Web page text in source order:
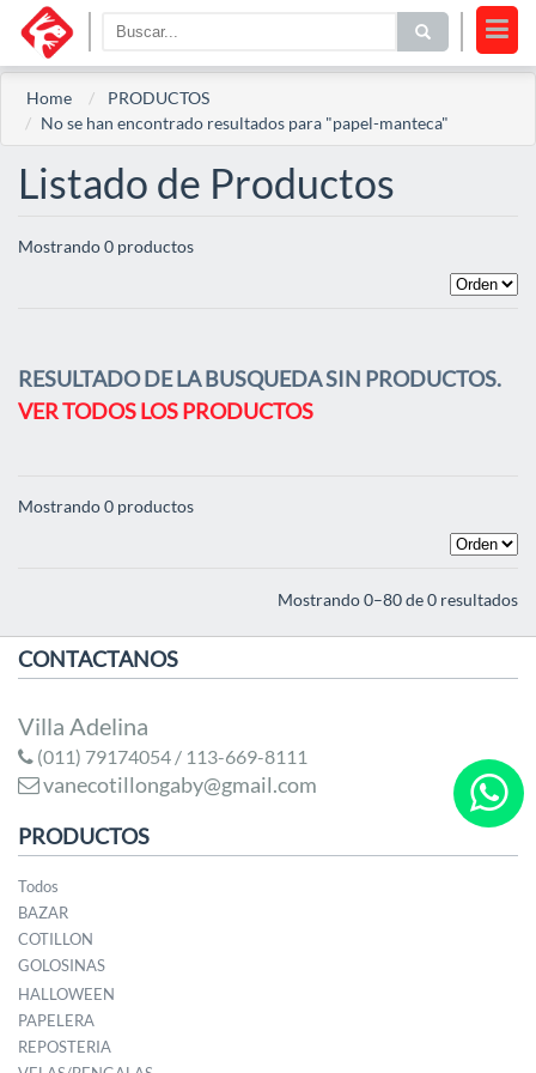
Home
PRODUCTOS
No se han encontrado resultados para "papel-manteca"
Listado de Productos
Mostrando 0 productos
RESULTADO DE LA BUSQUEDA SIN PRODUCTOS.
VER TODOS LOS PRODUCTOS
Mostrando 0 productos
Mostrando 0–80 de 0 resultados
CONTACTANOS
Villa Adelina
(011) 79174054 / 113-669-8111
vanecotillongaby@gmail.com
PRODUCTOS
Todos
BAZAR
COTILLON
GOLOSINAS
HALLOWEEN
PAPELERA
REPOSTERIA